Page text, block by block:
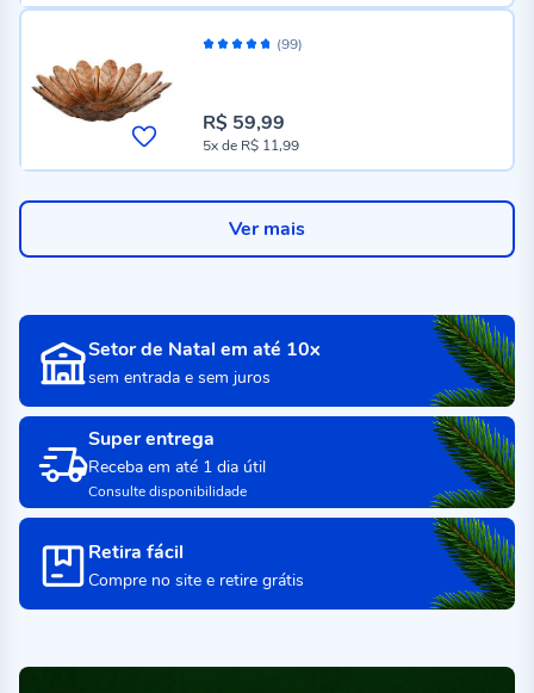
Avaliação: (99)
R$ 59,99
5xde R$ 11,99
Ver mais
Setor de Natal em até 10x
sem entrada e sem juros
Super entrega
Receba em até 1 dia útil
Consulte disponibilidade
Retira fácil
Compre no site e retire grátis